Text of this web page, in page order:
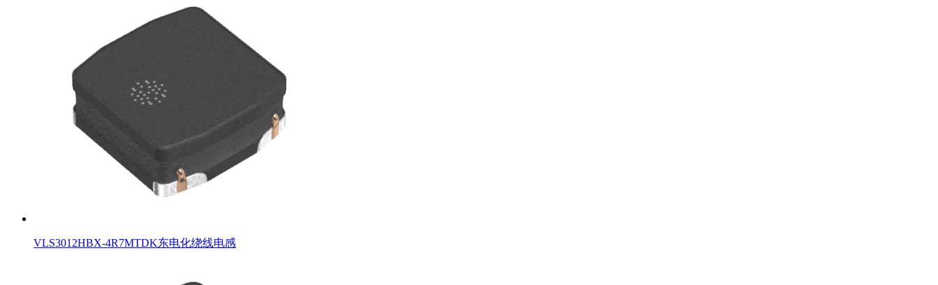
VLS3012HBX-4R7MTDK东电化绕线电感